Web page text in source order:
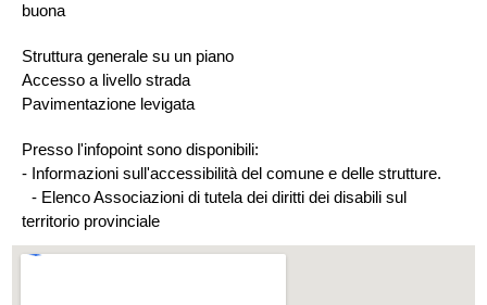
buona
Struttura generale su un piano
Accesso a livello strada
Pavimentazione levigata
Presso l'infopoint sono disponibili:
- Informazioni sull'accessibilità del comune e delle strutture.
- Elenco Associazioni di tutela dei diritti dei disabili sul
territorio provinciale